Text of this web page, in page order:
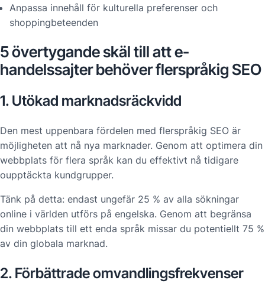
Anpassa innehåll för kulturella preferenser och
shoppingbeteenden
5 övertygande skäl till att e-
handelssajter behöver flerspråkig SEO
1. Utökad marknadsräckvidd
Den mest uppenbara fördelen med flerspråkig SEO är
möjligheten att nå nya marknader. Genom att optimera din
webbplats för flera språk kan du effektivt nå tidigare
oupptäckta kundgrupper.
Tänk på detta: endast ungefär 25 % av alla sökningar
online i världen utförs på engelska. Genom att begränsa
din webbplats till ett enda språk missar du potentiellt 75 %
av din globala marknad.
2. Förbättrade omvandlingsfrekvenser